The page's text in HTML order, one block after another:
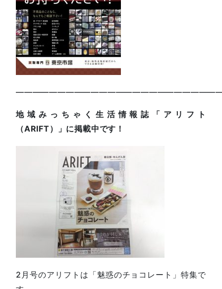
地域みっちゃく生活情報誌「アリフト
（ARIFT）」に掲載中です！
2月号のアリフトは「魅惑のチョコレート」特集で